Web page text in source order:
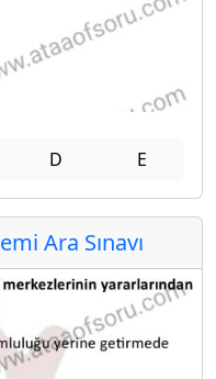
D E
Ara Sınavı